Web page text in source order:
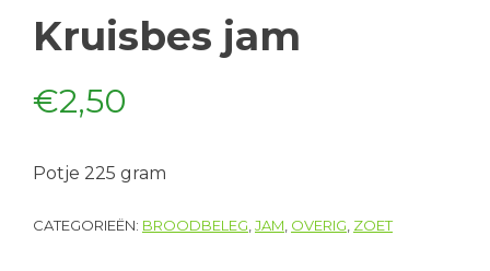
Kruisbes jam
€2,50
Potje 225 gram
CATEGORIEËN: BROODBELEG JAM OVERIG ZOET